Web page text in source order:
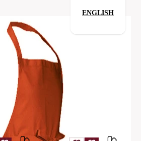
ENGLISH
110 Classic
Produkte
ist unsere Priorität.